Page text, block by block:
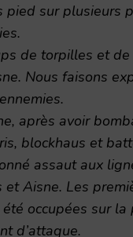
pied sur plusieurs
de torpilles et
Nous faisons
après avoir
blockhaus et
assaut aux
et Aisne. Les
occupées sur la
d’attaque.